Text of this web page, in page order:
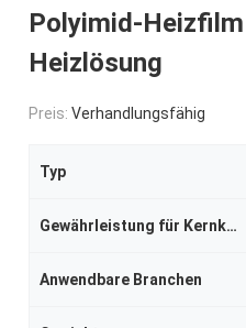
Polyimid-
Heizlösung
Preis: Verhandlungsfähig
Typ
Gewährleistung für Kernkomponenten
Anwendbare Branchen